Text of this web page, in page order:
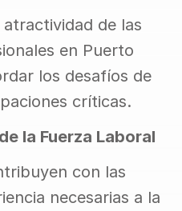
de las
en Puerto
los desafíos de
críticas.
la Fuerza Laboral
con las
necesarias a la